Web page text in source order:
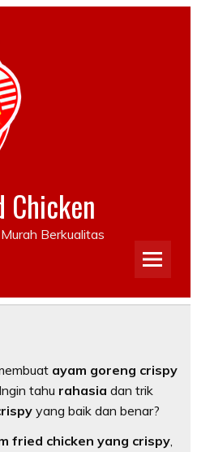
Chicken
Berkualitas
ayam goreng crispy
tahu rahasia dan trik
yang baik dan benar?
fried chicken yang crispy,